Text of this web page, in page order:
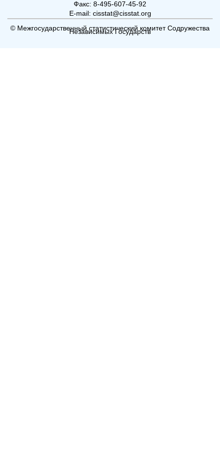
Факс: 8-495-607-45-92
E-mail: cisstat@cisstat.org
© Межгосударственный статистический комитет Содружества
Независимых Государств